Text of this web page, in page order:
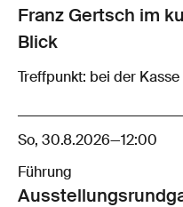
Franz Gertsch im
Blick
Treffpunkt: bei der Kasse
So, 30.8.2026—12:00
Führung